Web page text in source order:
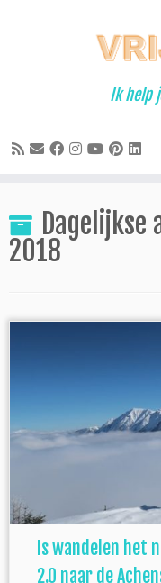
Ik help
Dagelijkse
2018
Is wandelen het
2.0 naar de